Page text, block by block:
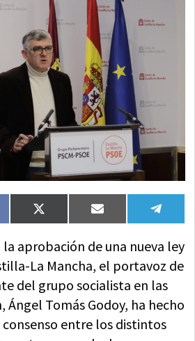
Compartir
en
X
(Twitter)
Compartir
en
Email
en
la aprobación de una nueva ley
La Mancha, el portavoz de
del grupo socialista en las
Ángel Tomás Godoy, ha hecho
entre los distintos